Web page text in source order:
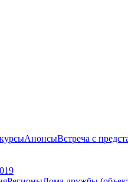
АнонсыВстреча с